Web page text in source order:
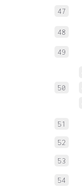
47
48
49
50
51
52
53
54